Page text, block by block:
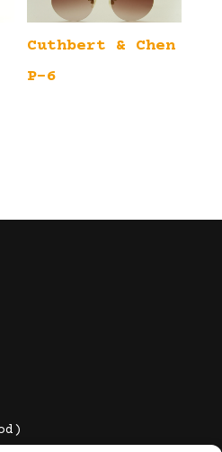
Cuthbert & Chen
P-6